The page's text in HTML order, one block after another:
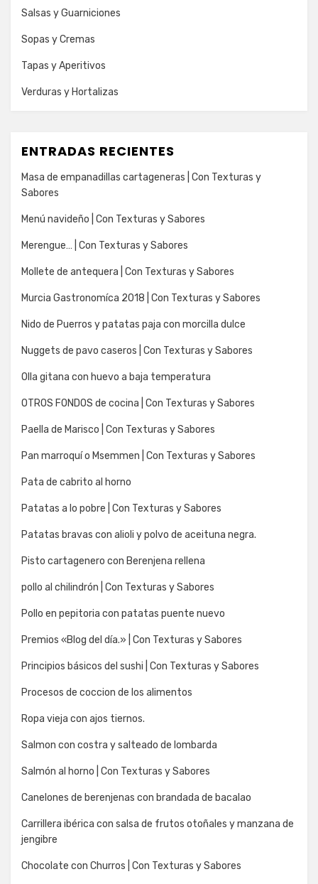
Salsas y Guarniciones
Sopas y Cremas
Tapas y Aperitivos
Verduras y Hortalizas
ENTRADAS RECIENTES
Masa de empanadillas cartageneras | Con Texturas y
Sabores
Menú navideño | Con Texturas y Sabores
Merengue… | Con Texturas y Sabores
Mollete de antequera | Con Texturas y Sabores
Murcia Gastronomíca 2018 | Con Texturas y Sabores
Nido de Puerros y patatas paja con morcilla dulce
Nuggets de pavo caseros | Con Texturas y Sabores
Olla gitana con huevo a baja temperatura
OTROS FONDOS de cocina | Con Texturas y Sabores
Paella de Marisco | Con Texturas y Sabores
Pan marroquí o Msemmen | Con Texturas y Sabores
Pata de cabrito al horno
Patatas a lo pobre | Con Texturas y Sabores
Patatas bravas con alioli y polvo de aceituna negra.
Pisto cartagenero con Berenjena rellena
pollo al chilindrón | Con Texturas y Sabores
Pollo en pepitoria con patatas puente nuevo
Premios «Blog del día.» | Con Texturas y Sabores
Principios básicos del sushi | Con Texturas y Sabores
Procesos de coccion de los alimentos
Ropa vieja con ajos tiernos.
Salmon con costra y salteado de lombarda
Salmón al horno | Con Texturas y Sabores
Canelones de berenjenas con brandada de bacalao
Carrillera ibérica con salsa de frutos otoñales y manzana de
jengibre
Chocolate con Churros | Con Texturas y Sabores